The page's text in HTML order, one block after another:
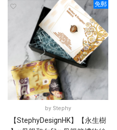
免郵
by Stephy
【StephyDesignHK】【永生樹